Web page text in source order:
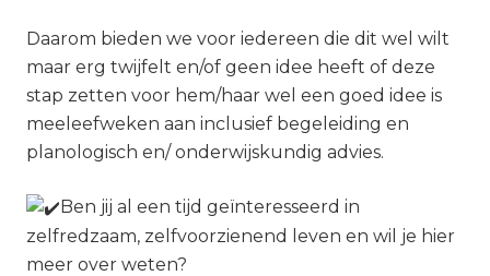
Daarom bieden we voor iedereen die dit wel wilt
maar erg twijfelt en/of geen idee heeft of deze
stap zetten voor hem/haar wel een goed idee is
meeleefweken aan inclusief begeleiding en
planologisch en/ onderwijskundig advies.
Ben jij al een tijd geïnteresseerd in
zelfredzaam, zelfvoorzienend leven en wil je hier
meer over weten?